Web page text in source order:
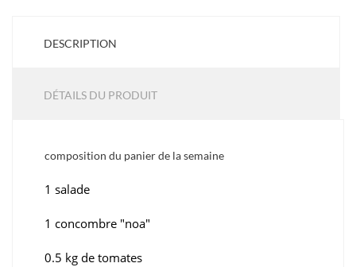
DESCRIPTION
DÉTAILS DU PRODUIT
composition du panier de la semaine
1 salade
1 concombre "noa"
0.5 kg de tomates